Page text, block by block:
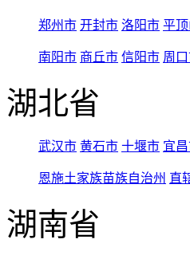
郑州市 开封市 洛阳市 平
南阳市 商丘市 信阳市 周
湖北省
武汉市 黄石市 十堰市 宜
恩施土家族苗族自治州 直
湖南省